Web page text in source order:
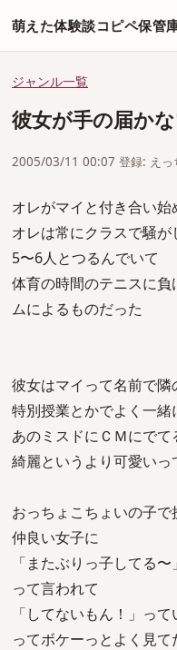
萌えた体験談コピペ保管
ジャンル一覧
彼女が手の届か
2005/03/11 00:07 登録: えっ
オレがマイと付き合い始
オレは常にクラスで騒が
5〜6人とつるんでいて
体育の時間のテニスに
ムによるものだった
彼女はマイって名前で隣
特別授業とかでよく一
あのミスドにＣＭにで
綺麗というより可愛いっ
おっちょこちょいの子
仲良い女子に
「またぶりっ子してる〜」
って言われて
「してないもん！」っ
ってボケーっとよく見て